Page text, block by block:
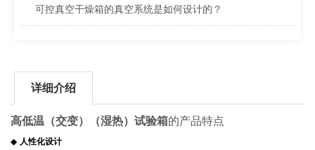
可控真空干燥箱的真空系统是如何设计的？
详细介绍
高低温（交变）（湿热）试验箱的产品特点
◆ 人性化设计